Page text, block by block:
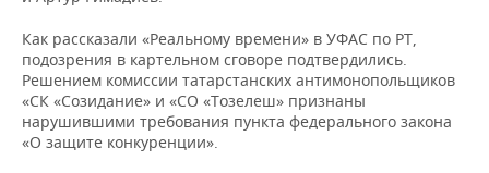
Как рассказали «Реальному времени» в УФАС по РТ,
подозрения в картельном сговоре подтвердились.
Решением комиссии татарстанских антимонопольщиков
«СК «Созидание» и «СО «Тозелеш» признаны
нарушившими требования пункта федерального закона
«О защите конкуренции».